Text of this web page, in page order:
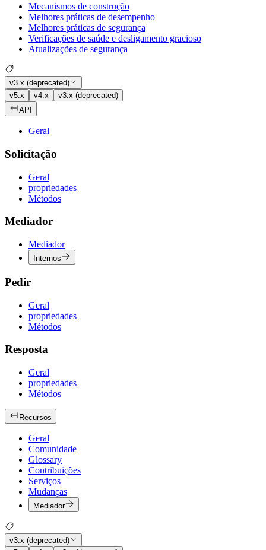
Mecanismos de construção
Melhores práticas de desempenho
Melhores práticas de segurança
Verificações de saúde e desligamento gracioso
Atualizações de segurança
v3.x (deprecated)
v5.x
v4.x
v3.x (deprecated)
API
Geral
Solicitação
Geral
propriedades
Métodos
Mediador
Mediador
Internos
Pedir
Geral
propriedades
Métodos
Resposta
Geral
propriedades
Métodos
Recursos
Geral
Comunidade
Glossary
Contribuições
Serviços
Mudanças
Mediador
v3.x (deprecated)